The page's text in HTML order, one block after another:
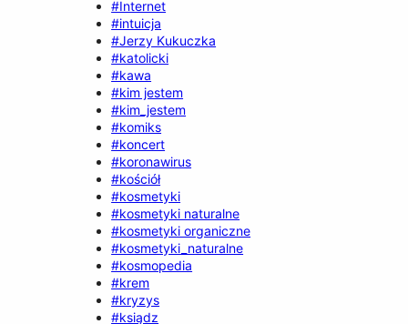
#Internet
#intuicja
#Jerzy Kukuczka
#katolicki
#kawa
#kim jestem
#kim_jestem
#komiks
#koncert
#koronawirus
#kościół
#kosmetyki
#kosmetyki naturalne
#kosmetyki organiczne
#kosmetyki_naturalne
#kosmopedia
#krem
#kryzys
#ksiądz